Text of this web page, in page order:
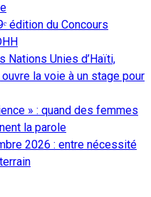
édition du Concours
Nations Unies d’Haïti,
la voie à un stage pour
» : quand des femmes
la parole
2026 : entre nécessité